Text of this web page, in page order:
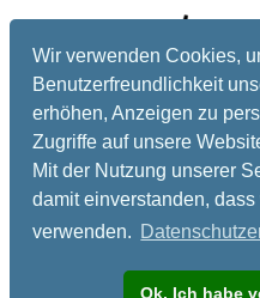
Wir verwenden Cookies,
Benutzerfreundlichkeit
erhöhen, Anzeigen zu
Zugriffe auf unsere
Mit der Nutzung unserer
damit einverstanden,
verwenden.
Ok, Ich habe